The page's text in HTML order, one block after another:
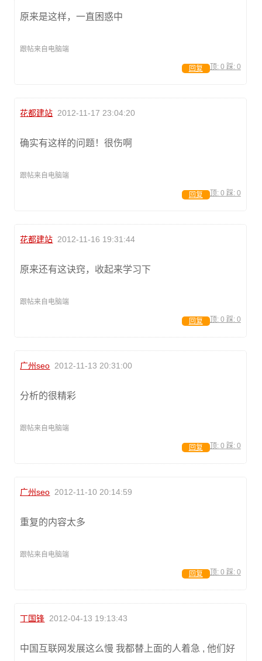
原来是这样，一直困惑中
跟帖来自电脑端
顶: 0 踩: 0
回复
花都建站 2012-11-17 23:04:20
确实有这样的问题！很伤啊
跟帖来自电脑端
顶: 0 踩: 0
回复
花都建站 2012-11-16 19:31:44
原来还有这诀窍，收起来学习下
跟帖来自电脑端
顶: 0 踩: 0
回复
广州seo 2012-11-13 20:31:00
分析的很精彩
跟帖来自电脑端
顶: 0 踩: 0
回复
广州seo 2012-11-10 20:14:59
重复的内容太多
跟帖来自电脑端
顶: 0 踩: 0
回复
丁国锋 2012-04-13 19:13:43
中国互联网发展这么慢 我都替上面的人着急 , 他们好